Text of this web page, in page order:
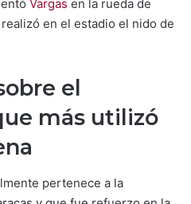
Vargas en la rueda de
en el estadio el nido de
el
más utilizó
pertenece a la